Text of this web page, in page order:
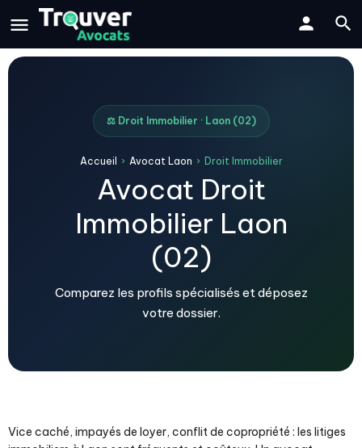
⚖️ Droit Immobilier · Laon (02)
Accueil › Avocat Laon › Droit Immobilier
Avocat Droit
Immobilier Laon
(02)
Comparez les profils spécialisés et déposez
votre dossier.
Vice caché, impayés de loyer, conflit de copropriété : les litiges